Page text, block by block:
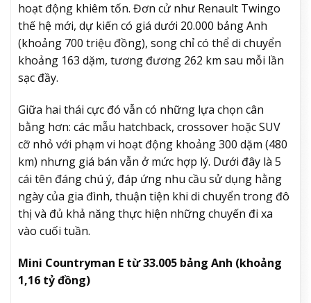
hoạt động khiêm tốn. Đơn cử như Renault Twingo
thế hệ mới, dự kiến có giá dưới 20.000 bảng Anh
(khoảng 700 triệu đồng), song chỉ có thể di chuyển
khoảng 163 dặm, tương đương 262 km sau mỗi lần
sạc đầy.
Giữa hai thái cực đó vẫn có những lựa chọn cân
bằng hơn: các mẫu hatchback, crossover hoặc SUV
cỡ nhỏ với phạm vi hoạt động khoảng 300 dặm (480
km) nhưng giá bán vẫn ở mức hợp lý. Dưới đây là 5
cái tên đáng chú ý, đáp ứng nhu cầu sử dụng hằng
ngày của gia đình, thuận tiện khi di chuyển trong đô
thị và đủ khả năng thực hiện những chuyến đi xa
vào cuối tuần.
Mini Countryman E từ 33.005 bảng Anh (khoảng
1,16 tỷ đồng)